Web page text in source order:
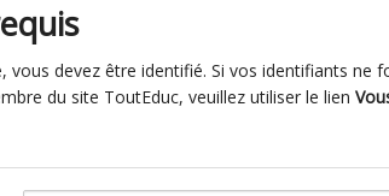
vous devez être identifié. Si vos identifiants ne
du site ToutEduc, veuillez utiliser le lien